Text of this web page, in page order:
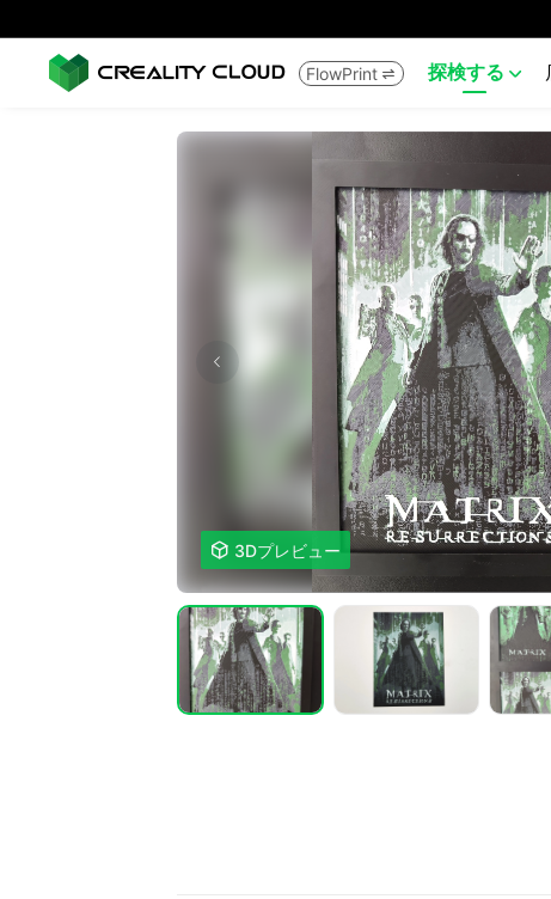
FlowPrint  探検する 
 3Dプレビュー